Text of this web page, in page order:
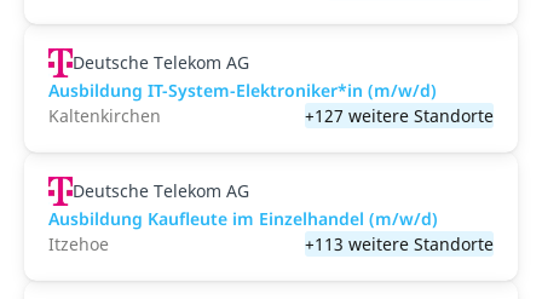
Deutsche Telekom AG
Ausbildung IT-System-Elektroniker*in (m/w/d)
Kaltenkirchen
+127 weitere Standorte
Deutsche Telekom AG
Ausbildung Kaufleute im Einzelhandel (m/w/d)
Itzehoe
+113 weitere Standorte